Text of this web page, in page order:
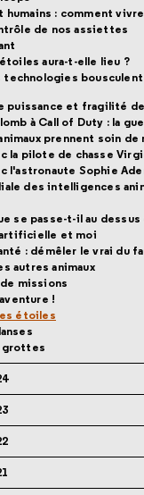
humains : comment
de nos assiettes
aura-t-elle lieu ?
technologies
puissance et fragilité
à Call of Duty : la
prennent soin de
la pilote de chasse
l'astronaute Sophie
des intelligences
se passe-t-il au
et moi
: démêler le vrai du
autres animaux
missions
!
étoiles
grottes